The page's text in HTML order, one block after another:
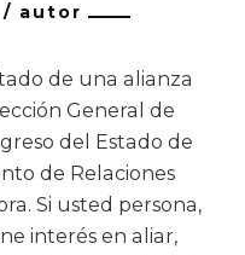
/ autor
de una alianza
General de
del Estado de
de Relaciones
Si usted persona,
interés en aliar,